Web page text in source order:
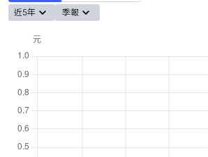
近5年 季報